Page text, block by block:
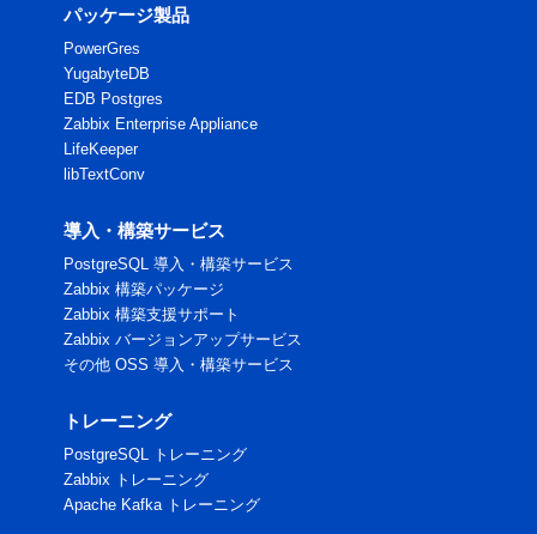
パッケージ製品
PowerGres
YugabyteDB
EDB Postgres
Zabbix Enterprise Appliance
LifeKeeper
libTextConv
導入・構築サービス
PostgreSQL 導入・構築サービス
Zabbix 構築パッケージ
Zabbix 構築支援サポート
Zabbix バージョンアップサービス
その他 OSS 導入・構築サービス
トレーニング
PostgreSQL トレーニング
Zabbix トレーニング
Apache Kafka トレーニング